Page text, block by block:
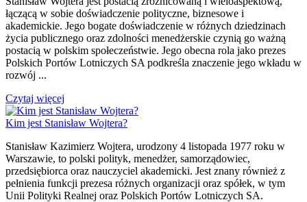
łączącą w sobie doświadczenie polityczne, biznesowe i
akademickie. Jego bogate doświadczenie w różnych dziedzinach
życia publicznego oraz zdolności menedżerskie czynią go ważną
postacią w polskim społeczeństwie. Jego obecna rola jako prezes
Polskich Portów Lotniczych SA podkreśla znaczenie jego wkładu w
rozwój ...
Czytaj więcej
Kim jest Stanisław Wojtera?
Stanisław Kazimierz Wojtera, urodzony 4 listopada 1977 roku w
Warszawie, to polski polityk, menedżer, samorządowiec,
przedsiębiorca oraz nauczyciel akademicki. Jest znany również z
pełnienia funkcji prezesa różnych organizacji oraz spółek, w tym
Unii Polityki Realnej oraz Polskich Portów Lotniczych SA.